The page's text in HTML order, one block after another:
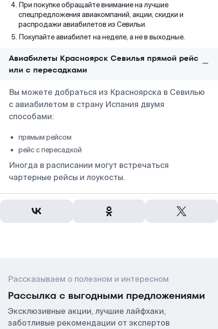
При покупке обращайте внимание на лучшие
спецпредложения авиакомпаний, акции, скидки и
распродажи авиабилетов из Севильи.
Покупайте авиабилет на неделе, а не в выходные.
Авиабилеты Красноярск Севилья прямой рейс
или с пересадками
Вы можете добраться из Красноярска в Севилью
с авиабилетом в страну Испания двумя
способами:
прямым рейсом
рейс с пересадкой
Иногда в расписании могут встречаться
чартерные рейсы и лоукосты.
Рассказываем о полезном и интересном
Рассылка с выгодными предложениями
Эксклюзивные акции, лучшие лайфхаки,
заботливые рекомендации от экспертов